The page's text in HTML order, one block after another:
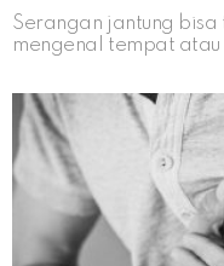
Serangan jantung
mengenal tempat atau